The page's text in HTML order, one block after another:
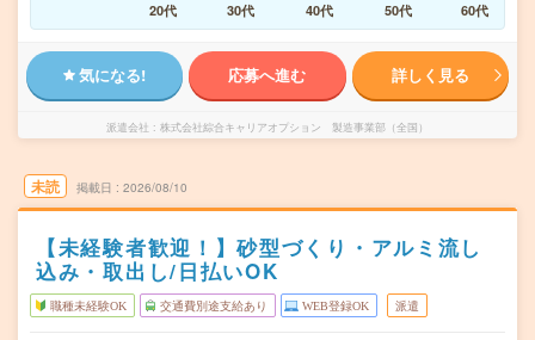
20代
30代 40代 50代 60代
気になる! 応募へ進む 詳しく見る
派遣会社 株式会社綜合キャリアオプション 製造事業部（全国）
未読 掲載日 2026/08/10
【未経験者歓迎！】砂型づくり・アルミ流し
込み・取出し/日払いOK
職種未経験OK 交通費別途支給あり WEB登録OK 派遣